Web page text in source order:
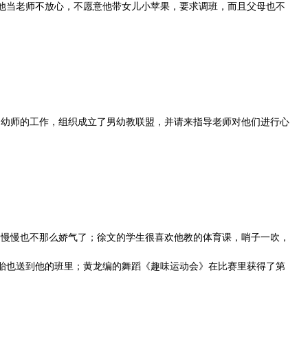
老师不放心，不愿意他带女儿小苹果，要求调班，而且父母也不
的工作，组织成立了男幼教联盟，并请来指导老师对他们进行心
也不那么娇气了；徐文的学生很喜欢他教的体育课，哨子一吹，
送到他的班里；黄龙编的舞蹈《趣味运动会》在比赛里获得了第